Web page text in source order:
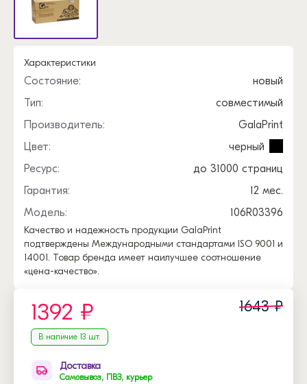
Характеристики
Состояние:
новый
Тип:
совместимый
Производитель:
GalaPrint
Цвет:
черный
Ресурс:
до 31000 страниц
Гарантия:
12 мес.
Модель:
106R03396
Качество и надежность продукции GalaPrint
подтверждены Международными стандартами ISO 9001 и
14001. Товар бренда имеет наилучшее соотношение
«цена-качество».
1392 ₽ 1643 ₽
В наличие 13 шт.
Доставка
Самовывоз, ПВЗ, курьер